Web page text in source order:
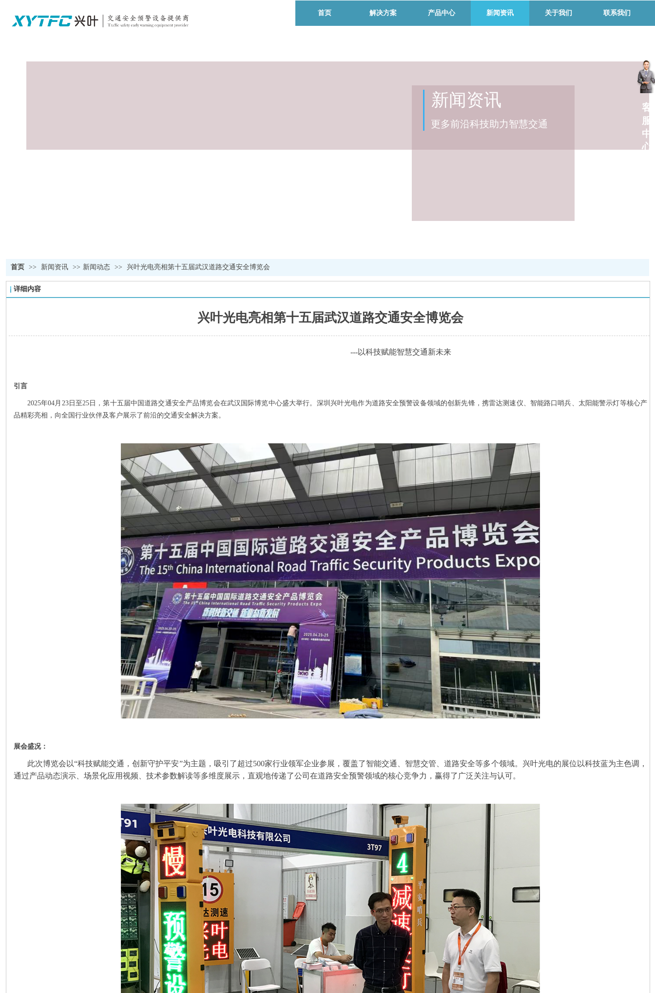
首页 解决方案 产品中心 新闻资讯 关于我们 联系我们
新闻资讯
更多前沿科技助力智慧交通
首页 >> 新闻资讯 >> 新闻动态 >> 兴叶光电亮相第十五届武汉道路交通安全博览会
详细内容
兴叶光电亮相第十五届武汉道路交通安全博览会
---以科技赋能智慧交通新未来
引言
2025年04月23日至25日，第十五届中国道路交通安全产品博览会在武汉国际博览中心盛大举行。深圳兴叶光电作为道路安全预警设备领域的创新先锋，携雷达测速仪、智能路口哨兵、太阳能警示灯等核心产
品精彩亮相，向全国行业伙伴及客户展示了前沿的交通安全解决方案。
展会盛况：
此次博览会以“科技赋能交通，创新守护平安”为主题，吸引了超过500家行业领军企业参展，覆盖了智能交通、智慧交管、道路安全等多个领域。兴叶光电的展位以科技蓝为主色调，
通过产品动态演示、场景化应用视频、技术参数解读等多维度展示，直观地传递了公司在道路安全预警领域的核心竞争力，赢得了广泛关注与认可。
客
服
中
心